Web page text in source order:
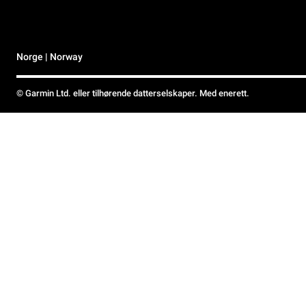
Norge | Norway
© Garmin Ltd. eller tilhørende datterselskaper. Med enerett.